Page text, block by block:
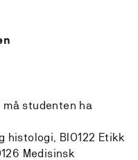
studenten ha
histologi, BIO122 Etikk
Medisinsk